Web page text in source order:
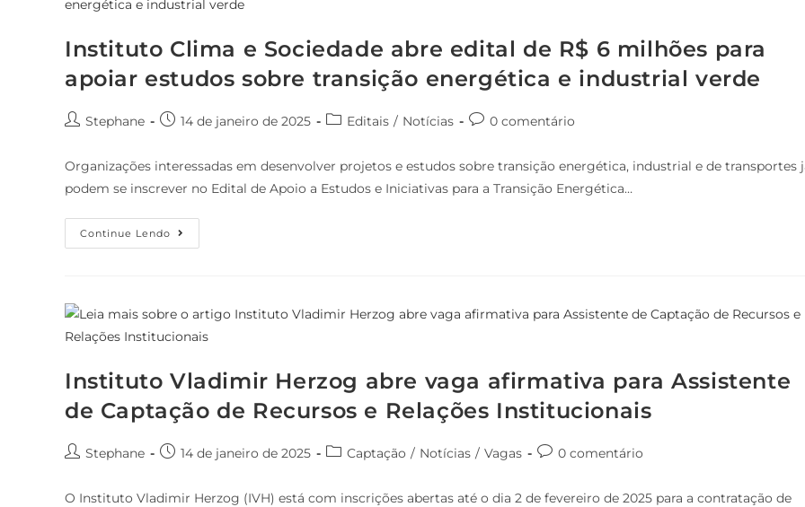
Instituto Clima e Sociedade abre edital de R$ 6 milhões para
apoiar estudos sobre transição energética e industrial verde
Stephane 14 de janeiro de 2025 Editais / Notícias 0 comentário
Organizações interessadas em desenvolver projetos e estudos sobre transição energética, industrial e de transportes
podem se inscrever no Edital de Apoio a Estudos e Iniciativas para a Transição Energética…
Continue Lendo
Instituto Vladimir Herzog abre vaga afirmativa para Assistente
de Captação de Recursos e Relações Institucionais
Stephane 14 de janeiro de 2025 Captação / Notícias / Vagas 0 comentário
O Instituto Vladimir Herzog (IVH) está com inscrições abertas até o dia 2 de fevereiro de 2025 para a contratação de